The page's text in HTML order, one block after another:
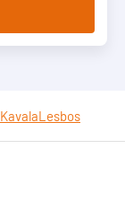
KavalaLesbos